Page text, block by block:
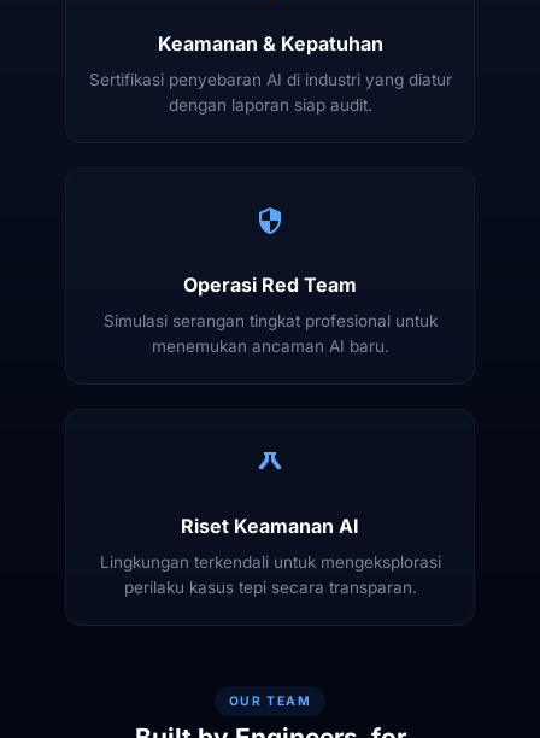
Keamanan & Kepatuhan
Sertifikasi penyebaran AI di industri yang diatur
dengan laporan siap audit.
Operasi Red Team
Simulasi serangan tingkat profesional untuk
menemukan ancaman AI baru.
Riset Keamanan AI
Lingkungan terkendali untuk mengeksplorasi
perilaku kasus tepi secara transparan.
OUR TEAM